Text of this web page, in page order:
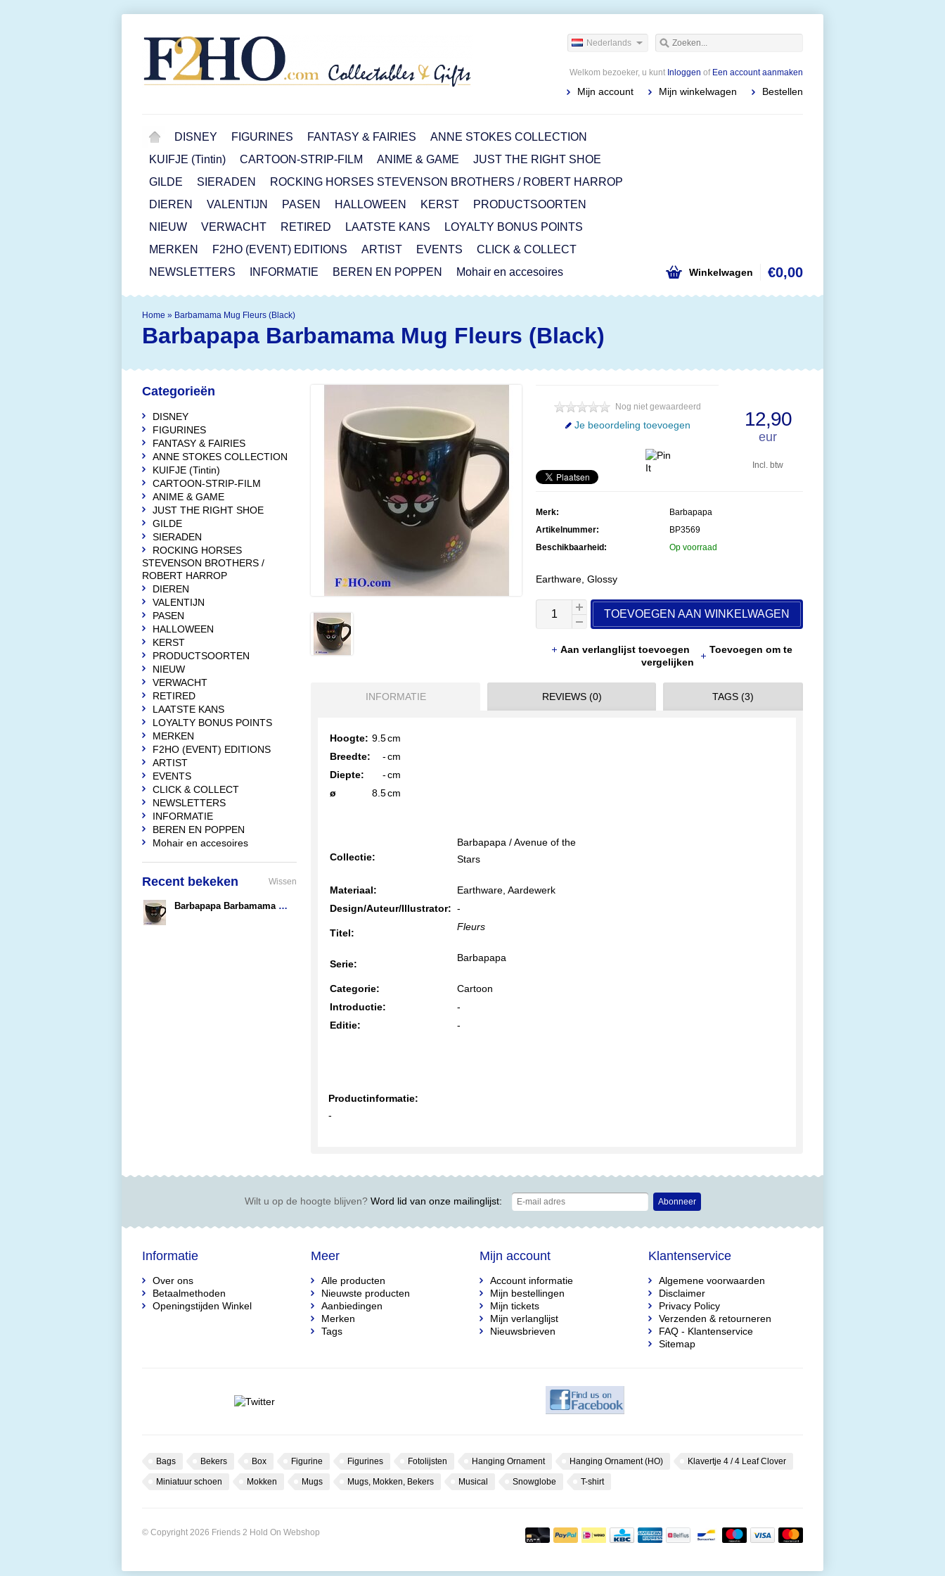
Nederlands
Welkom bezoeker, u kunt Inloggen of Een account aanmaken
Mijn account Mijn winkelwagen Bestellen
DISNEY FIGURINES FANTASY & FAIRIES
ANNE STOKES COLLECTION
KUIFJE (Tintin)
CARTOON-STRIP-FILM ANIME & GAME
JUST THE RIGHT SHOE
GILDE
SIERADEN
ROCKING HORSES STEVENSON BROTHERS / ROBERT HARROP
DIEREN
VALENTIJN PASEN HALLOWEEN KERST
PRODUCTSOORTEN
NIEUW
VERWACHT RETIRED LAATSTE KANS
LOYALTY BONUS POINTS
MERKEN
F2HO (EVENT) EDITIONS ARTIST EVENTS
CLICK & COLLECT
NEWSLETTERS
INFORMATIE BEREN EN POPPEN Mohair en accesoires Winkelwagen €0,00
Home » Barbamama Mug Fleurs (Black)
Barbapapa Barbamama Mug Fleurs (Black)
12,90
eur
Incl. btw
Nog niet gewaardeerd
Je beoordeling toevoegen
Merk:
Barbapapa
Artikelnummer:
BP3569
Beschikbaarheid:
Op voorraad
Earthware, Glossy
TOEVOEGEN AAN WINKELWAGEN
Aan verlanglijst toevoegen
Toevoegen om te
vergelijken
INFORMATIE REVIEWS (0) TAGS (3)
Hoogte: 9.5cm
Breedte:
-cm
Diepte:
-cm
ø
8.5cm
Collectie:
Barbapapa / Avenue of the
Stars
Materiaal:
Earthware, Aardewerk
Design/Auteur/Illustrator: -
Titel:
Fleurs
Serie:
Barbapapa
Categorie:
Cartoon
Introductie:
-
Editie:
-
Productinformatie:
-
Categorieën
DISNEY
FIGURINES
FANTASY & FAIRIES
ANNE STOKES COLLECTION
KUIFJE (Tintin)
CARTOON-STRIP-FILM
ANIME & GAME
JUST THE RIGHT SHOE
GILDE
SIERADEN
ROCKING HORSES
STEVENSON BROTHERS /
ROBERT HARROP
DIEREN
VALENTIJN
PASEN
HALLOWEEN
KERST
PRODUCTSOORTEN
NIEUW
VERWACHT
RETIRED
LAATSTE KANS
LOYALTY BONUS POINTS
MERKEN
F2HO (EVENT) EDITIONS
ARTIST
EVENTS
CLICK & COLLECT
NEWSLETTERS
INFORMATIE
BEREN EN POPPEN
Mohair en accesoires
Recent bekeken Wissen
Barbapapa Barbamama Mug
Wilt u op de hoogte blijven?Word lid van onze mailinglijst: Abonneer
Informatie
Over ons
Betaalmethoden
Openingstijden Winkel
Meer
Alle producten
Nieuwste producten
Aanbiedingen
Merken
Tags
Mijn account
Account informatie
Mijn bestellingen
Mijn tickets
Mijn verlanglijst
Nieuwsbrieven
Klantenservice
Algemene voorwaarden
Disclaimer
Privacy Policy
Verzenden & retourneren
FAQ - Klantenservice
Sitemap
Bags Bekers Box Figurine Figurines Fotolijsten Hanging Ornament Hanging Ornament (HO) Klavertje 4 / 4 Leaf Clover
Miniatuur schoen Mokken Mugs Mugs, Mokken, Bekers Musical Snowglobe T-shirt
© Copyright 2026 Friends 2 Hold On Webshop